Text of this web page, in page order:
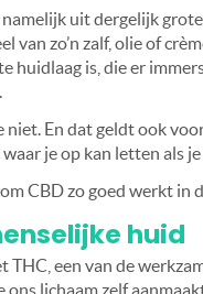
uit dergelijk
van zo’n zalf, olie of
huidlaag is, die er
niet. En dat geldt ook
je op kan letten als
CBD zo goed werkt in
huid
THC, een van de
lichaam zelf